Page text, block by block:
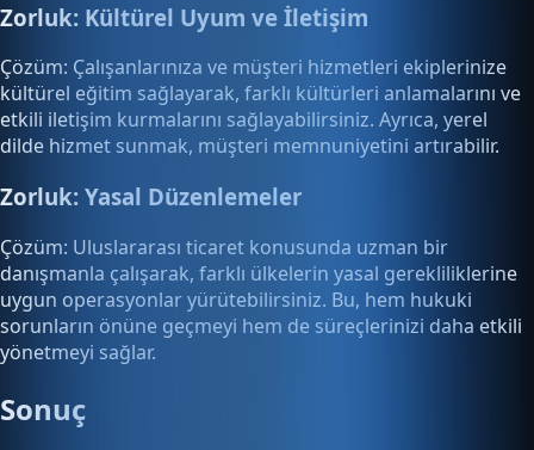
Zorluk: Kültürel Uyum ve İletişim
Çözüm: Çalışanlarınıza ve müşteri hizmetleri ekiplerinize
kültürel eğitim sağlayarak, farklı kültürleri anlamalarını ve
etkili iletişim kurmalarını sağlayabilirsiniz. Ayrıca, yerel
dilde hizmet sunmak, müşteri memnuniyetini artırabilir.
Zorluk: Yasal Düzenlemeler
Çözüm: Uluslararası ticaret konusunda uzman bir
danışmanla çalışarak, farklı ülkelerin yasal gerekliliklerine
uygun operasyonlar yürütebilirsiniz. Bu, hem hukuki
sorunların önüne geçmeyi hem de süreçlerinizi daha etkili
yönetmeyi sağlar.
Sonuç